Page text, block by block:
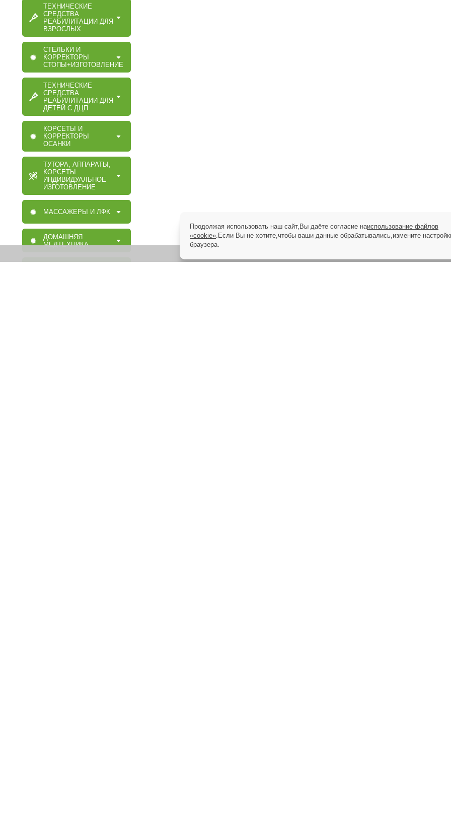
ТЕХНИЧЕСКИЕ
СРЕДСТВА
РЕАБИЛИТАЦИИ ДЛЯ
ВЗРОСЛЫХ
СТЕЛЬКИ И
КОРРЕКТОРЫ
СТОПЫ+ИЗГОТОВЛЕНИЕ
ТЕХНИЧЕСКИЕ
СРЕДСТВА
РЕАБИЛИТАЦИИ ДЛЯ
ДЕТЕЙ С ДЦП
КОРСЕТЫ И
КОРРЕКТОРЫ
ОСАНКИ
ТУТОРА, АППАРАТЫ,
КОРСЕТЫ
ИНДИВИДУАЛЬНОЕ
ИЗГОТОВЛЕНИЕ
МАССАЖЕРЫ И ЛФК
ДОМАШНЯЯ
МЕДТЕХНИКА
Продолжая использовать наш сайт,Вы даёте согласие наиспользование файлов
«cookie».Если Вы не хотите,чтобы ваши данные обрабатывались,измените
браузера.